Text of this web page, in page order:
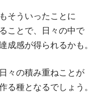
そういったことに
ことで、日々の中で
成感が得られるかも。
々の積み重ねことが
る種となるでしょう。